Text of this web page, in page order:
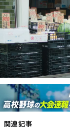
関連記事